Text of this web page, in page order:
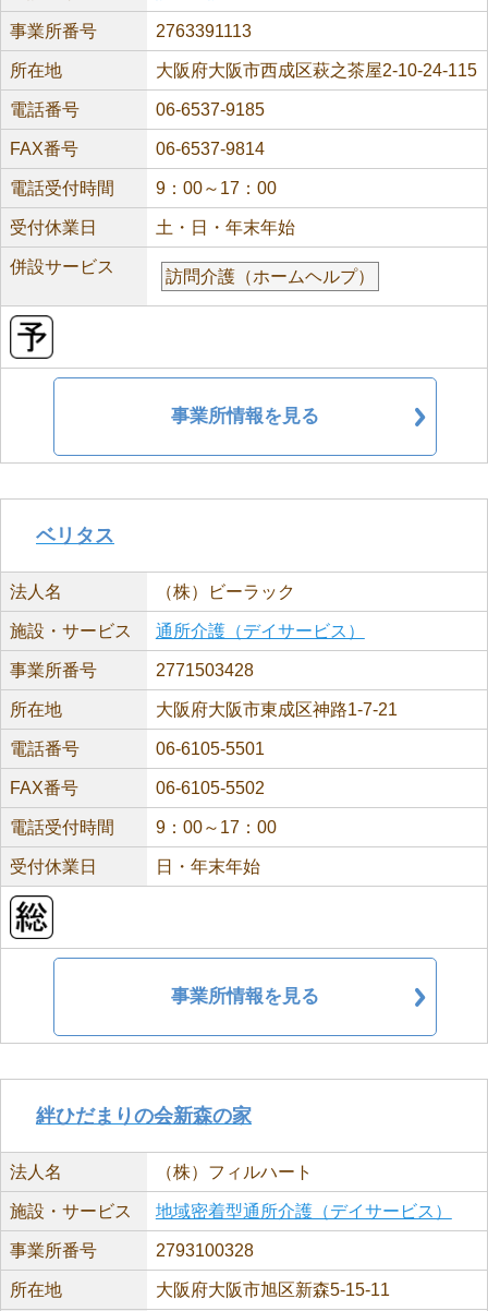
事業所番号 2763391113
所在地 大阪府大阪市西成区萩之茶屋2-10-24-115
電話番号 06-6537-9185
FAX番号 06-6537-9814
電話受付時間 9：00～17：00
受付休業日 土・日・年末年始
併設サービス
訪問介護（ホームヘルプ）
事業所情報を見る
ベリタス
法人名 （株）ビーラック
施設・サービス 通所介護（デイサービス）
事業所番号 2771503428
所在地 大阪府大阪市東成区神路1-7-21
電話番号 06-6105-5501
FAX番号 06-6105-5502
電話受付時間 9：00～17：00
受付休業日 日・年末年始
事業所情報を見る
絆ひだまりの会新森の家
法人名 （株）フィルハート
施設・サービス 地域密着型通所介護（デイサービス）
事業所番号 2793100328
所在地 大阪府大阪市旭区新森5-15-11